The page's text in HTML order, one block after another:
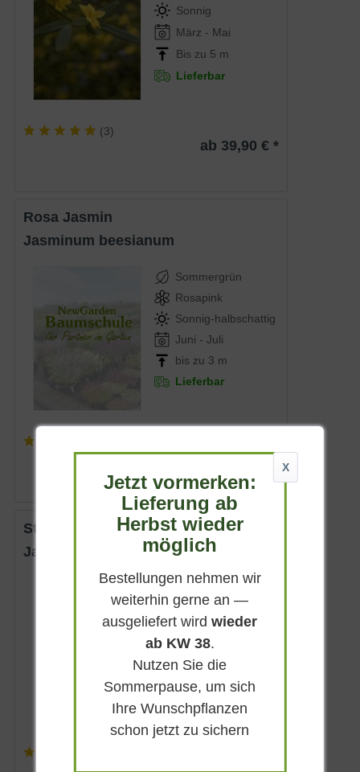
Sonnig
März - Mai
Bis zu 5 m
Lieferbar
(3)
ab 39,90 € *
Rosa Jasmin
Jasminum beesianum
Sommergrün
Rosapink
Sonnig-halbschattig
Juni - Juli
bis zu 3 m
Lieferbar
16,90 € *
Stephans Jasmin
Jasminum stephanense
Rosarot
Sonnig-halbschattig
Juni - Juli
bis zu 4 m
Lieferbar
X
Jetzt vormerken:
Lieferung ab
Herbst wieder
möglich
Bestellungen nehmen wir
weiterhin gerne an —
ausgeliefert wirdwieder
ab KW 38.
Nutzen Sie die
Sommerpause, um sich
Ihre Wunschpflanzen
schon jetzt zu sichern